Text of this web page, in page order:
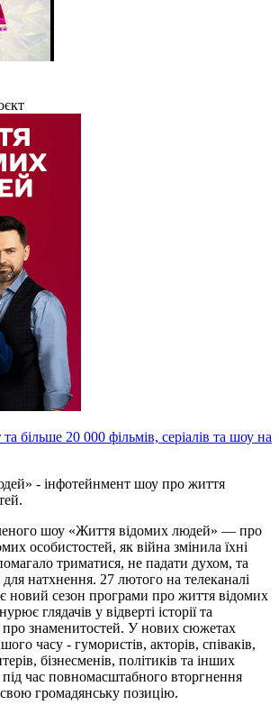
більше 20 000 фільмів, серіалів та шоу на
- інфотейнмент шоу про життя
шоу «Життя відомих людей» — про
особистостей, як війна змінила їхні
триматися, не падати духом, та
натхнення. 27 лютого на телеканалі
новий сезон програми про життя відомих
глядачів у відверті історії та
про знаменитостей. У нових сюжетах
часу - гумористів, акторів, співаків,
бізнесменів, політиків та інших
під час повномасштабного вторгнення
громадянську позицію.